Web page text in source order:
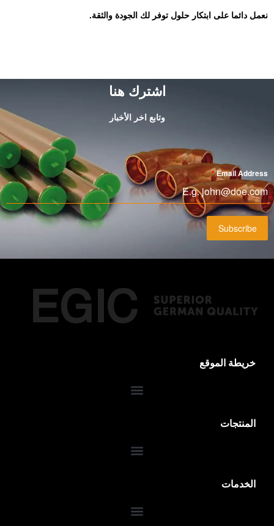
نعمل دائما على ابتكار حلول توفر لك الجودة والثقة.
اشترك هنا
وتابع اخر الأخبار
Email Address
*
Subscribe
خريطة الموقع
المنتجات
الخدمات